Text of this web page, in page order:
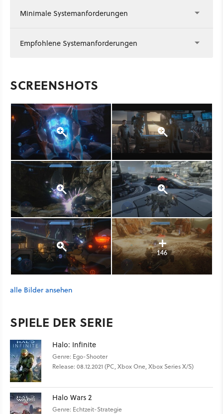
Minimale Systemanforderungen
Empfohlene Systemanforderungen
SCREENSHOTS
146
alle Bilder ansehen
SPIELE DER SERIE
Halo: Infinite
Genre: Ego-Shooter
Release: 08.12.2021 (PC, Xbox One, Xbox Series X/S)
Halo Wars 2
Genre: Echtzeit-Strategie